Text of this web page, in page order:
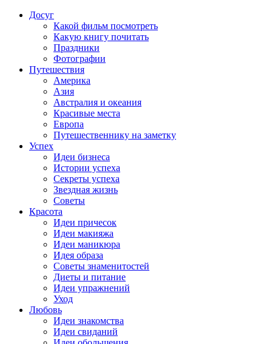
Досуг
Какой фильм посмотреть
Какую книгу почитать
Праздники
Фотографии
Путешествия
Америка
Азия
Австралия и океания
Красивые места
Европа
Путешественнику на заметку
Успех
Идеи бизнеса
Истории успеха
Секреты успеха
Звездная жизнь
Советы
Красота
Идеи причесок
Идеи макияжа
Идеи маникюра
Идея образа
Советы знаменитостей
Диеты и питание
Идеи упражнений
Уход
Любовь
Идеи знакомства
Идеи свиданий